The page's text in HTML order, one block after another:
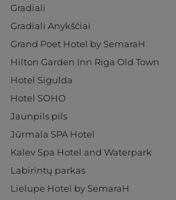
Gradiali
Gradiali Anykščiai
Grand Poet Hotel by SemaraH
Hilton Garden Inn Riga Old Town
Hotel Sigulda
Hotel SOHO
Jaunpils pils
Jūrmala SPA Hotel
Kalev Spa Hotel and Waterpark
Labirintų parkas
Lielupe Hotel by SemaraH